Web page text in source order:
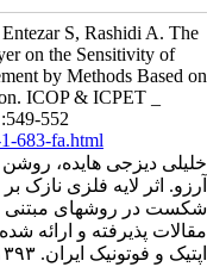
S, Rashidi A. The
on the Sensitivity of
by Methods Based on
ICOP & ICPET _
552
683-fa.html
خلیلی دیزجی هایده،
آرزو. اثر لایه فلزی
شکست در روشهای مبتنی
مقالات پذیرفته و ارائه
اپتیک و فوتونیک ایران. ۱۳۹۳; ۲۱